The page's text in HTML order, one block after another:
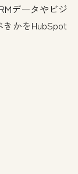
データやビジ
かをHubSpot